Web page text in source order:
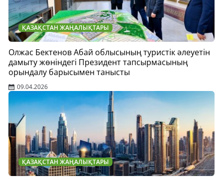
ҚАЗАҚСТАН ЖАҢАЛЫҚТАРЫ
Олжас Бектенов Абай облысының туристік әлеуетін
дамыту жөніндегі Президент тапсырмасының
орындалу барысымен танысты
09.04.2026
ҚАЗАҚСТАН ЖАҢАЛЫҚТАРЫ